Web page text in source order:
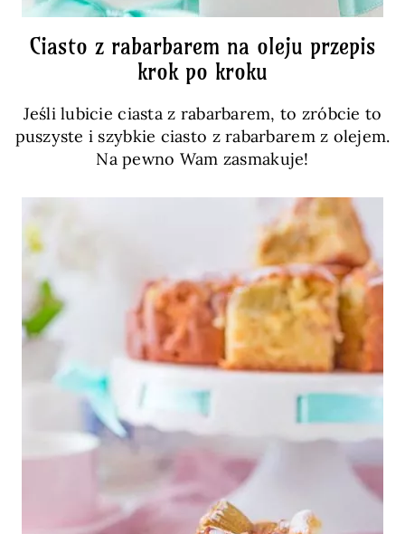
Ciasto z rabarbarem na oleju przepis
krok po kroku
Jeśli lubicie ciasta z rabarbarem, to zróbcie to
puszyste i szybkie ciasto z rabarbarem z olejem.
Na pewno Wam zasmakuje!